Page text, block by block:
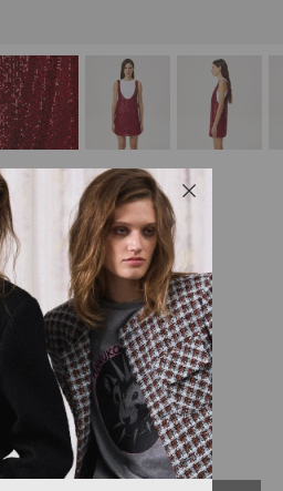
ПАЙЕТОК #3